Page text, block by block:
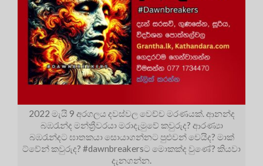
2022 මැයි 9 අරගලය දවස්වල වෙච්ච මරණයක්. ආනන්ද
බඹරැන්ද මන්ත්‍රීවරයා මරාදැමුවේ කවුරුද? ආරණ්‍යා
බඹරැන්දට ඝාතකයා සොයාගන්නට පුළුවන් වෙයිද? මාක්
ට්වේන් කවුරුද? #dawnbreakersට මොකක්ද වුණේ? කියවා
දැනගන්න.